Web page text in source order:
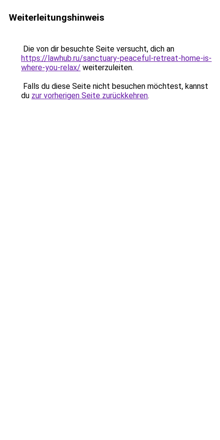
Weiterleitungshinweis
Die von dir besuchte Seite versucht, dich an
https://lawhub.ru/sanctuary-peaceful-retreat-home-is-
where-you-relax/ weiterzuleiten.
Falls du diese Seite nicht besuchen möchtest, kannst
du zur vorherigen Seite zurückkehren.